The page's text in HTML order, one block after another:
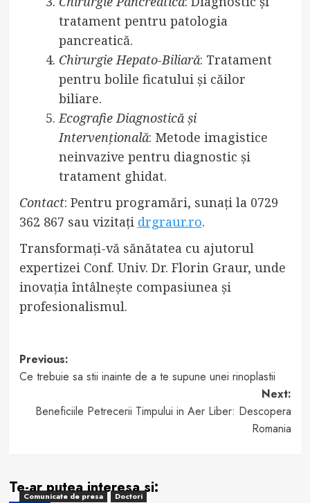
tratament pentru patologia
pancreatică.
Chirurgie Hepato-Biliară: Tratament
pentru bolile ficatului și căilor
biliare.
Ecografie Diagnostică și
Intervențională: Metode imagistice
neinvazive pentru diagnostic și
tratament ghidat.
Contact: Pentru programări, sunați la 0729
362 867 sau vizitați drgraur.ro.
Transformați-vă sănătatea cu ajutorul
expertizei Conf. Univ. Dr. Florin Graur, unde
inovația întâlnește compasiunea și
profesionalismul.
Post
navigation
Previous:
Ce trebuie sa stii inainte de a te supune unei rinoplastii
Next:
Beneficiile Petrecerii Timpului in Aer Liber: Descopera
Romania
Te-ar putea interesa si:
Comunicate de presa Doctori